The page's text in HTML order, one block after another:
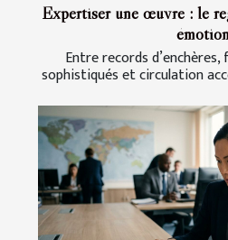
Expertiser une œuvre : le
émotion
Entre records d’enchères,
sophistiqués et circulation